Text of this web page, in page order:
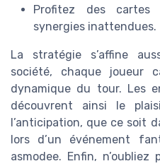
Profitez des cartes
synergies inattendues.
La stratégie s’affine
société, chaque joueur
dynamique du tour. Les
découvrent ainsi le
l’anticipation, que ce soit
lors d’un événement
asmodee. Enfin,